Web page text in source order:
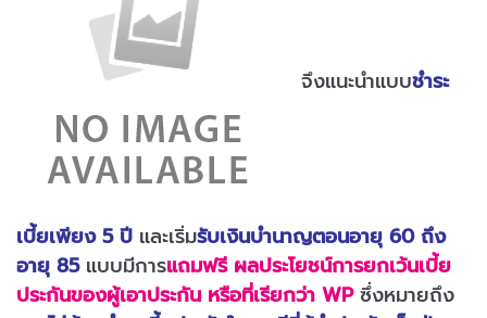
จึงแนะนำแบบชำระ
เบี้ยเพียง 5 ปี และเริ่มรับเงินบำนาญตอนอายุ 60 ถึง
อายุ 85แบบมีการแถมฟรี ผลประโยชน์การยกเว้นเบี้ย
ประกันของผู้เอาประกัน หรือที่เรียกว่า WP ซึ่งหมายถึง